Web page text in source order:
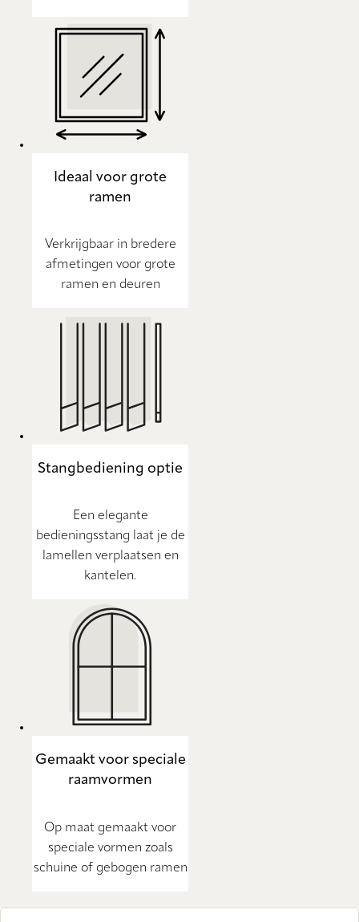
Ideaal voor grote
ramen
Verkrijgbaar in bredere
afmetingen voor grote
ramen en deuren
Stangbediening optie
Een elegante
bedieningsstang laat je de
lamellen verplaatsen en
kantelen.
Gemaakt voor speciale
raamvormen
Op maat gemaakt voor
speciale vormen zoals
schuine of gebogen ramen